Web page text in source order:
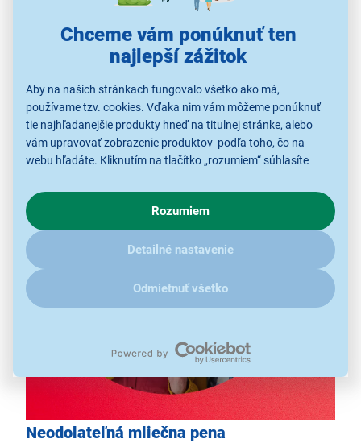
Chceme vám ponúknuť ten
najlepší zážitok
Aby na našich stránkach fungovalo všetko ako má,
používame tzv. cookies. Vďaka nim vám môžeme ponúknuť
tie najhľadanejšie produkty hneď na titulnej stránke, alebo
vám upravovať zobrazenie produktov podľa toho, čo na
webu hľadáte. Kliknutím na tlačítko „rozumiem“ súhlasíte
o chovaní na webe pre zobrazovaní cielených reklám.
V prípade že vás zaujímajú detaily, ako u nás s cookies a
ďalšími údaji pracujeme, kliknitesem.
Rozumiem
Detailné nastavenie
Odmietnuť všetko
nápoje pripraví TASSIMO
počas krátkej chvíle
môžete bohato pohostiť všetkých svojich
. Bavte sa a užívajte si s kávovarom TASSIMO
nespočetným množstvom kapsulových variant.
Neodolateľná mliečna pena